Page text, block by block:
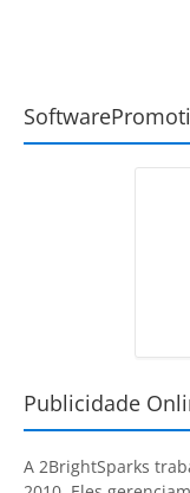
Publicidade
A 2BrightSparks